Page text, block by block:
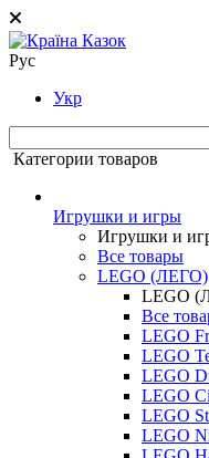
Рус
Укр
Категории товаров
Игрушки и игры
Игрушки и
Все товары
LEGO (ЛЕГО)
LEGO
Все
LEGO
LEGO
LEGO
LEGO
LEGO
LEGO